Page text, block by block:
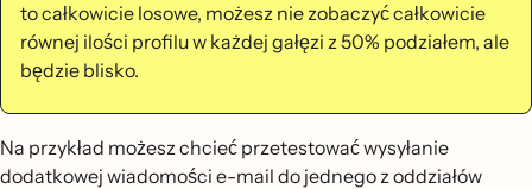
to całkowicie losowe, możesz nie zobaczyć całkowicie
równej ilości profilu w każdej gałęzi z 50% podziałem, ale
będzie blisko.
Na przykład możesz chcieć przetestować wysyłanie
dodatkowej wiadomości e-mail do jednego z oddziałów